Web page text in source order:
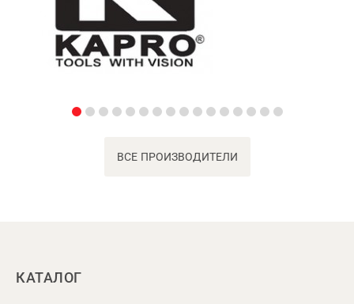
ВСЕ ПРОИЗВОДИТЕЛИ
КАТАЛОГ